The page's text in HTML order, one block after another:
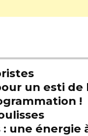
un esti
!
une